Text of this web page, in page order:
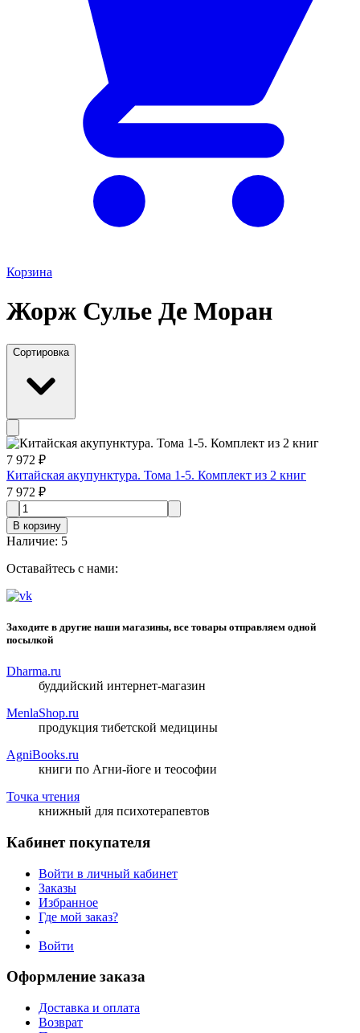
Корзина
Жорж Сулье Де Моран
Сортировка
7 972 ₽
Китайская акупунктура. Тома 1-5. Комплект из 2 книг
7 972 ₽
В корзину
Наличие: 5
Оставайтесь с нами:
Заходите в другие наши магазины, все товары отправляем одной
посылкой
Dharma.ru
буддийский интернет-магазин
MenlaShop.ru
продукция тибетской медицины
AgniBooks.ru
книги по Агни-йоге и теософии
Точка чтения
книжный для психотерапевтов
Кабинет покупателя
Войти в личный кабинет
Заказы
Избранное
Где мой заказ?
Войти
Оформление заказа
Доставка и оплата
Возврат